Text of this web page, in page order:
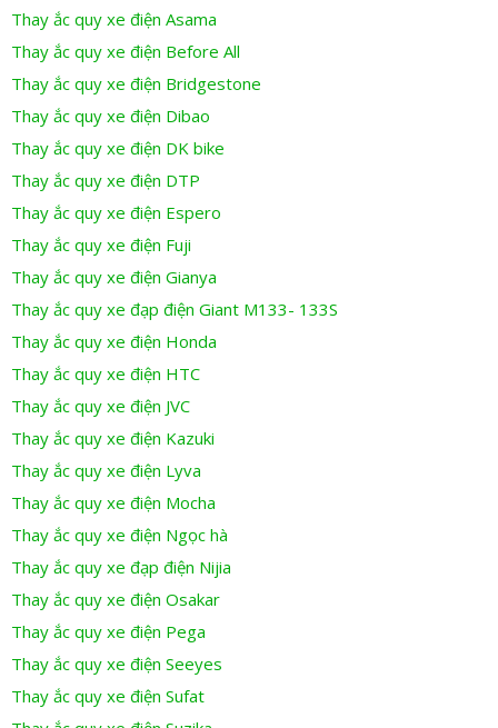
Thay ắc quy xe điện Asama
Thay ắc quy xe điện Before All
Thay ắc quy xe điện Bridgestone
Thay ắc quy xe điện Dibao
Thay ắc quy xe điện DK bike
Thay ắc quy xe điện DTP
Thay ắc quy xe điện Espero
Thay ắc quy xe điện Fuji
Thay ắc quy xe điện Gianya
Thay ắc quy xe đạp điện Giant M133- 133S
Thay ắc quy xe điện Honda
Thay ắc quy xe điện HTC
Thay ắc quy xe điện JVC
Thay ắc quy xe điện Kazuki
Thay ắc quy xe điện Lyva
Thay ắc quy xe điện Mocha
Thay ắc quy xe điện Ngọc hà
Thay ắc quy xe đạp điện Nijia
Thay ắc quy xe điện Osakar
Thay ắc quy xe điện Pega
Thay ắc quy xe điện Seeyes
Thay ắc quy xe điện Sufat